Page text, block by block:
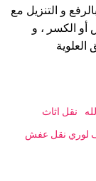
و التنزيل مع
أو الكسر ، و
العلوية
نقل اثاث
لوري نقل عفش